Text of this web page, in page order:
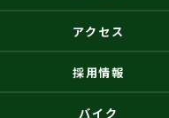
アクセス
採用情報
バイク